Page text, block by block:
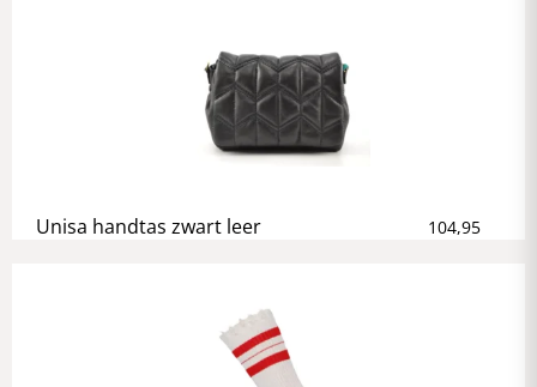
Unisa handtas zwart leer 104,95